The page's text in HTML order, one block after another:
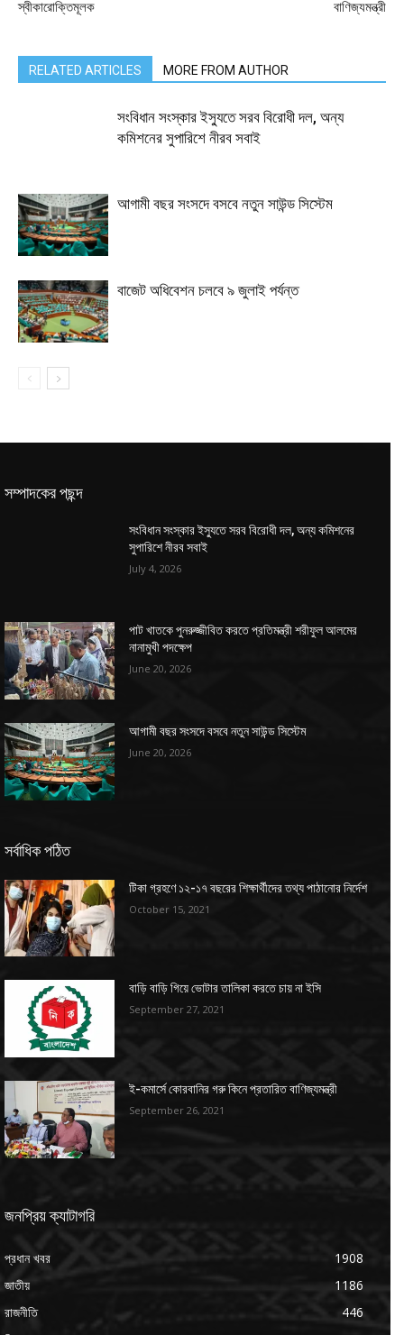
স্বীকারোক্তিমূলক বাণিজ্যমন্ত্রী
RELATED ARTICLES MORE FROM AUTHOR
সংবিধান সংস্কার ইস্যুতে সরব বিরোধী দল, অন্য
কমিশনের সুপারিশে নীরব সবাই
আগামী বছর সংসদে বসবে নতুন সাউন্ড সিস্টেম
বাজেট অধিবেশন চলবে ৯ জুলাই পর্যন্ত
সম্পাদকের পছন্দ
সংবিধান সংস্কার ইস্যুতে সরব বিরোধী দল, অন্য কমিশনের
সুপারিশে নীরব সবাই
July 4, 2026
পাট খাতকে পুনরুজ্জীবিত করতে প্রতিমন্ত্রী শরীফুল আলমের
নানামুখী পদক্ষেপ
June 20, 2026
আগামী বছর সংসদে বসবে নতুন সাউন্ড সিস্টেম
June 20, 2026
সর্বাধিক পঠিত
টিকা গ্রহণে ১২-১৭ বছরের শিক্ষার্থীদের তথ্য পাঠানোর নির্দেশ
October 15, 2021
বাড়ি বাড়ি গিয়ে ভোটার তালিকা করতে চায় না ইসি
September 27, 2021
ই-কমার্সে কোরবানির গরু কিনে প্রতারিত বাণিজ্যমন্ত্রী
September 26, 2021
জনপ্রিয় ক্যাটাগরি
প্রধান খবর
1908
জাতীয়
1186
রাজনীতি
446